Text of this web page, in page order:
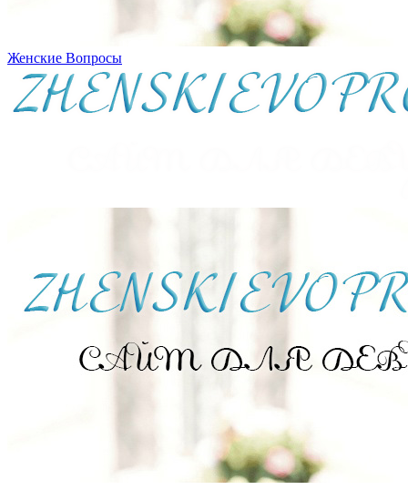
Женские Вопросы